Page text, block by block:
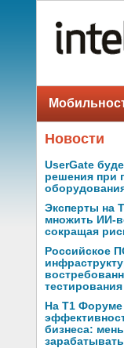
Новости
UserGate
решения при
Эксперты на
множить ИИ-
сокращая
Российское
тестирования
На Т1
бизнеса:
зарабатывать